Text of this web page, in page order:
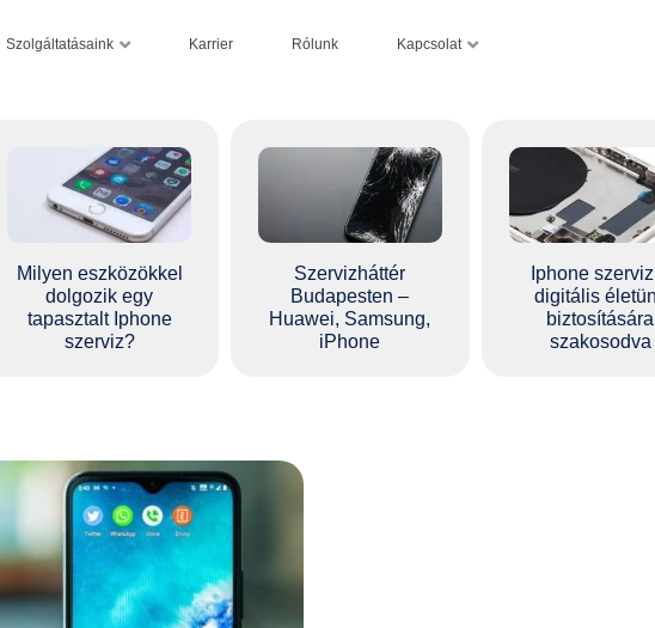
Szolgáltatásaink Karrier Rólunk Kapcsolat
Milyen eszközökkel
dolgozik egy
tapasztalt Iphone
szerviz?
Szervizháttér
Budapesten –
Huawei, Samsung,
iPhone
Iphone
digitális
biztosítására
szakosodva